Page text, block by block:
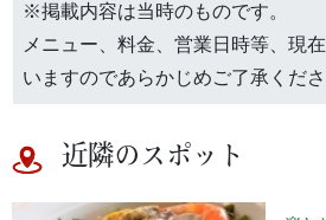
※掲載内容は当時のものです。
メニュー、料金、営業日時等、現
いますのであらかじめご了承くださ
近隣のスポット